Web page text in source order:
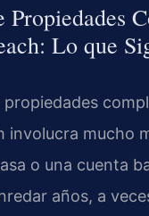
Lo que
involucra mucho
o una cuenta
años, a